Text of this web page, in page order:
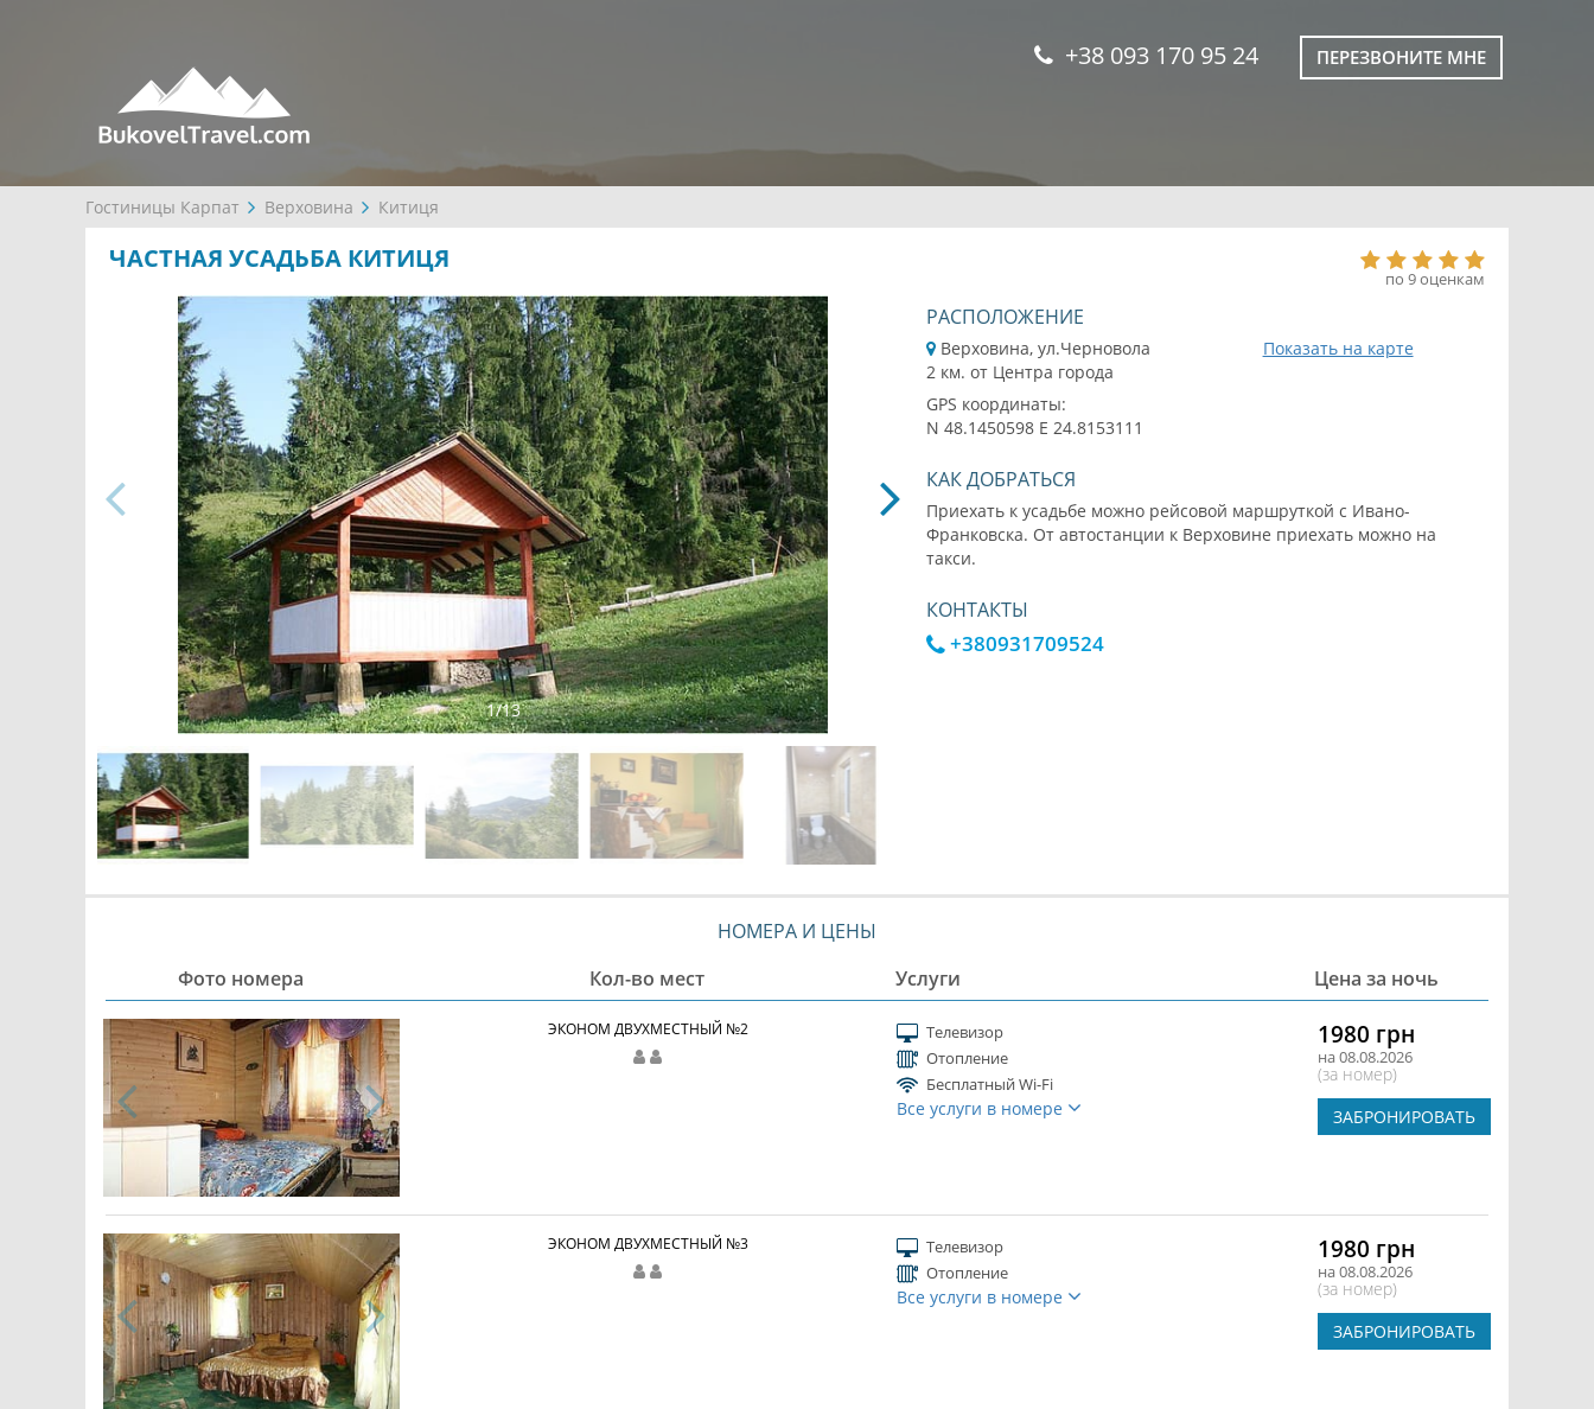
+38 093 170 95 24 ПЕРЕЗВОНИТЕ МНЕ
Гостиницы Карпат Верховина Китиця
ЧАСТНАЯ УСАДЬБА КИТИЦЯ
по 9 оценкам
1/13
РАСПОЛОЖЕНИЕ
Верховина, ул.Черновола
Показать на карте
2 км. от Центра города
GPS координаты:
N 48.1450598 E 24.8153111
КАК ДОБРАТЬСЯ
Приехать к усадьбе можно рейсовой маршруткой с Ивано-
Франковска. От автостанции к Верховине приехать можно на
такси.
КОНТАКТЫ
+380931709524
НОМЕРА И ЦЕНЫ
Фото номера
Кол-во мест Услуги Цена за ночь
ЭКОНОМ ДВУХМЕСТНЫЙ №2
Телевизор
Отопление
Бесплатный Wi-Fi
Все услуги в номере
1980 грн
на 08.08.2026
(за номер)
ЗАБРОНИРОВАТЬ
ЭКОНОМ ДВУХМЕСТНЫЙ №3
Телевизор
Отопление
Все услуги в номере
1980 грн
на 08.08.2026
(за номер)
ЗАБРОНИРОВАТЬ